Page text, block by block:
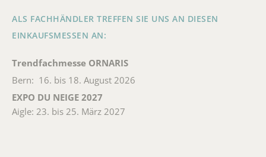
ALS FACHHÄNDLER TREFFEN SIE UNS AN DIESEN
EINKAUFSMESSEN AN:
Trendfachmesse ORNARIS
Bern: 16. bis 18. August 2026
EXPO DU NEIGE 2027
Aigle: 23. bis 25. März 2027